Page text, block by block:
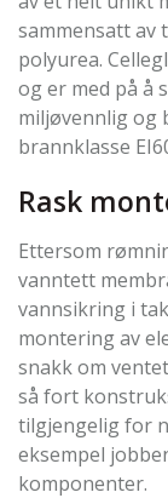
sammensatt av
polyurea.
og er med på å
miljøvennlig
brannklasse
Rask
Ettersom
vanntett
vannsikring i
montering av
snakk om
så fort
tilgjengelig for
eksempel
komponenter.